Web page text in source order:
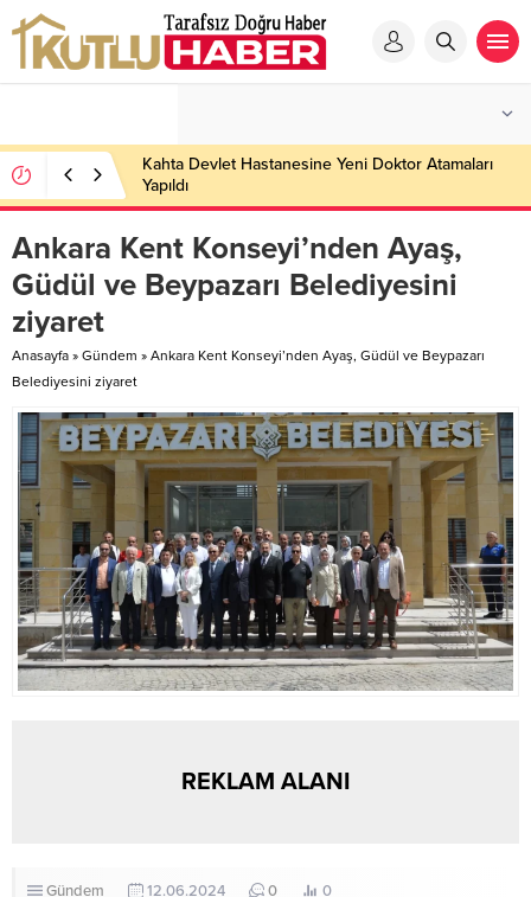
Kahta Devlet Hastanesine Yeni Doktor Atamaları
Yapıldı
Ankara Kent Konseyi’nden Ayaş,
Güdül ve Beypazarı Belediyesini
ziyaret
Anasayfa » Gündem » Ankara Kent Konseyi’nden Ayaş, Güdül ve Beypazarı
Belediyesini ziyaret
REKLAM ALANI
Gündem 12.06.2024 0 0